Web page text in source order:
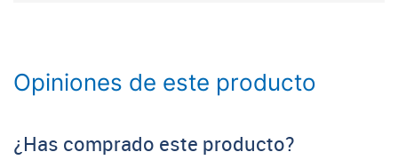
Opiniones de este producto
¿Has comprado este producto?